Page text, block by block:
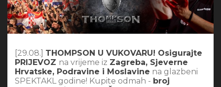
[29.08.] THOMPSON U VUKOVARU! Osigurajte
PRIJEVOZ na vrijeme iz Zagreba, Sjeverne
Hrvatske, Podravine i Moslavine na glazbeni
SPEKTAKL godine! Kupite odmah - broj